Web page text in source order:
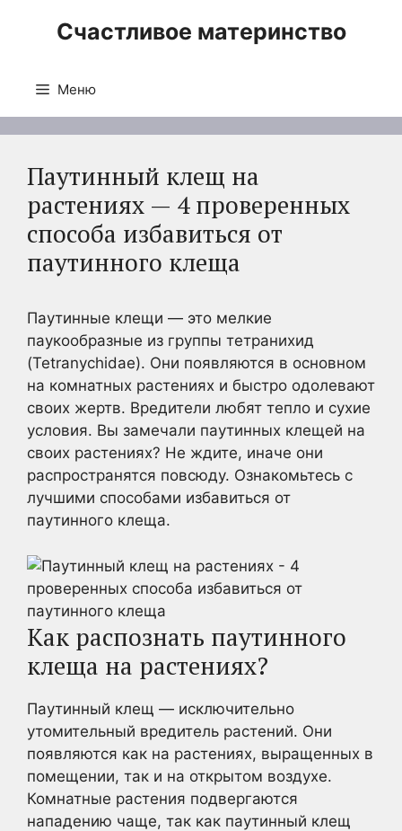
Счастливое материнство
Меню
Паутинный клещ на
растениях — 4 проверенных
способа избавиться от
паутинного клеща
Паутинные клещи — это мелкие
паукообразные из группы тетранихид
(Tetranychidae). Они появляются в основном
на комнатных растениях и быстро одолевают
своих жертв. Вредители любят тепло и сухие
условия. Вы замечали паутинных клещей на
своих растениях? Не ждите, иначе они
распространятся повсюду. Ознакомьтесь с
лучшими способами избавиться от
паутинного клеща.
Как распознать паутинного
клеща на растениях?
Паутинный клещ — исключительно
утомительный вредитель растений. Они
появляются как на растениях, выращенных в
помещении, так и на открытом воздухе.
Комнатные растения подвергаются
нападению чаще, так как паутинный клещ